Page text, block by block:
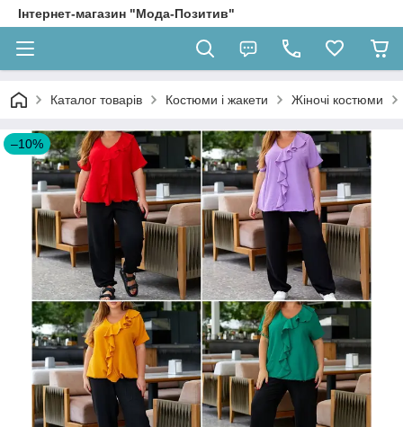
Інтернет-магазин "Мода-Позитив"
Каталог товарів Костюми і жакети Жіночі костюми
–10%